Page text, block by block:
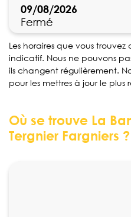
09/08/2026
Fermé
Les horaires que vous
indicatif. Nous ne pouvons
ils changent régulièrement.
pour les mettres à jour le plus
Où se trouve La
Tergnier Fargniers ?